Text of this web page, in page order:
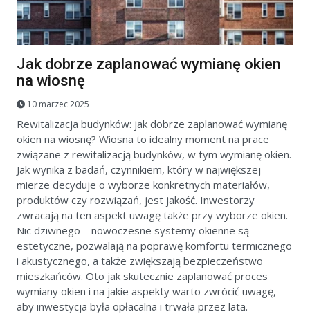
Jak dobrze zaplanować wymianę okien
na wiosnę
10 marzec 2025
Rewitalizacja budynków: jak dobrze zaplanować wymianę
okien na wiosnę? Wiosna to idealny moment na prace
związane z rewitalizacją budynków, w tym wymianę okien.
Jak wynika z badań, czynnikiem, który w największej
mierze decyduje o wyborze konkretnych materiałów,
produktów czy rozwiązań, jest jakość. Inwestorzy
zwracają na ten aspekt uwagę także przy wyborze okien.
Nic dziwnego – nowoczesne systemy okienne są
estetyczne, pozwalają na poprawę komfortu termicznego
i akustycznego, a także zwiększają bezpieczeństwo
mieszkańców. Oto jak skutecznie zaplanować proces
wymiany okien i na jakie aspekty warto zwrócić uwagę,
aby inwestycja była opłacalna i trwała przez lata.